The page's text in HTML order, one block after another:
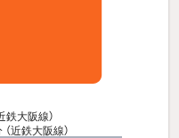
鉄大阪線）
（近鉄大阪線）